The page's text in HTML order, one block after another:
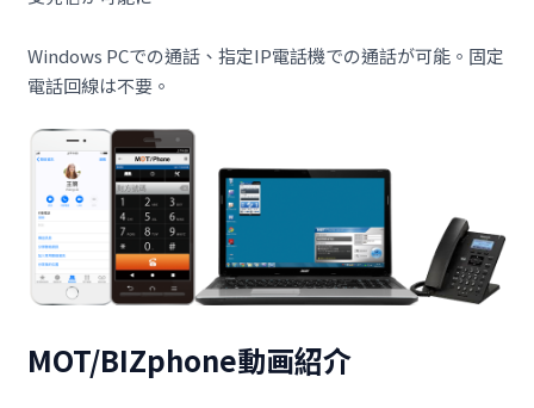
Windows PCでの通話、指定IP電話機での通話が可能。固定
電話回線は不要。
MOT/BIZphone動画紹介